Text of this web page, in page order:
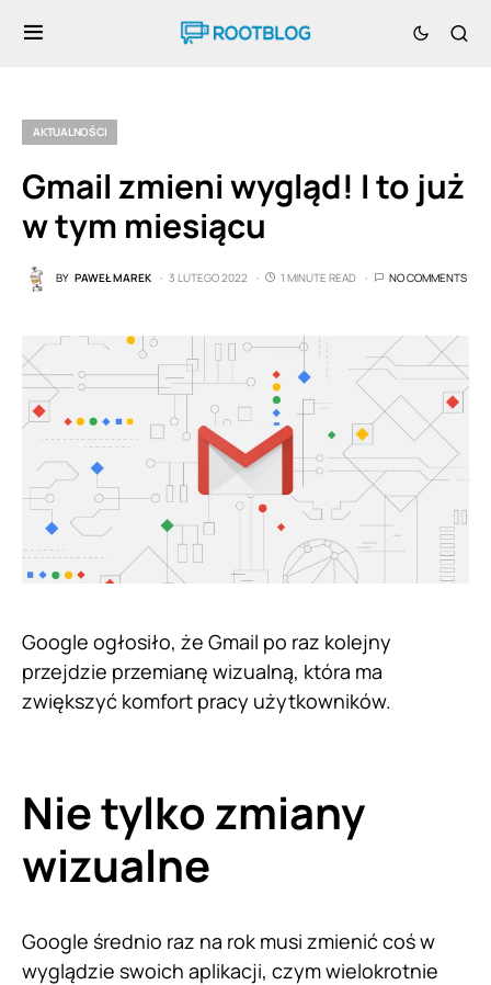
AKTUALNOŚCI
Gmail zmieni wygląd! I to już
w tym miesiącu
BY PAWEŁ MAREK 3 LUTEGO 2022 1 MINUTE READ NO COMMENTS
Google ogłosiło, że Gmail po raz kolejny
przejdzie przemianę wizualną, która ma
zwiększyć komfort pracy użytkowników.
Nie tylko zmiany
wizualne
Google średnio raz na rok musi zmienić coś w
wyglądzie swoich aplikacji, czym wielokrotnie